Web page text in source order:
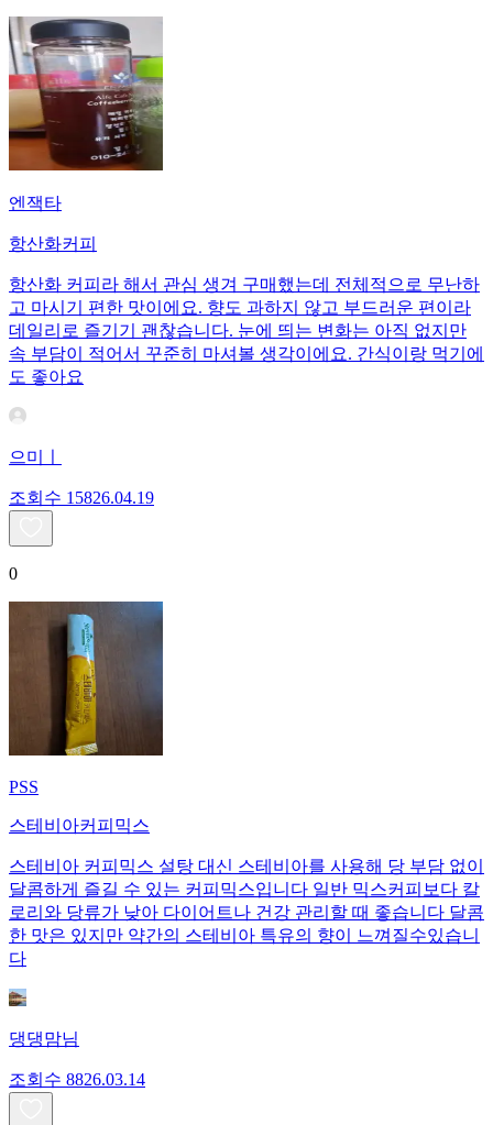
엔잭타
항산화커피
항산화 커피라 해서 관심 생겨 구매했는데 전체적으로 무난하
고 마시기 편한 맛이에요. 향도 과하지 않고 부드러운 편이라
데일리로 즐기기 괜찮습니다. 눈에 띄는 변화는 아직 없지만
속 부담이 적어서 꾸준히 마셔볼 생각이에요. 간식이랑 먹기에
도 좋아요
으미ㅣ
조회수 15826.04.19
0
PSS
스테비아커피믹스
스테비아 커피믹스 설탕 대신 스테비아를 사용해 당 부담 없이
달콤하게 즐길 수 있는 커피믹스입니다 일반 믹스커피보다 칼
로리와 당류가 낮아 다이어트나 건강 관리할 때 좋습니다 달콤
한 맛은 있지만 약간의 스테비아 특유의 향이 느껴질수있습니
다
댕댕맘님
조회수 8826.03.14